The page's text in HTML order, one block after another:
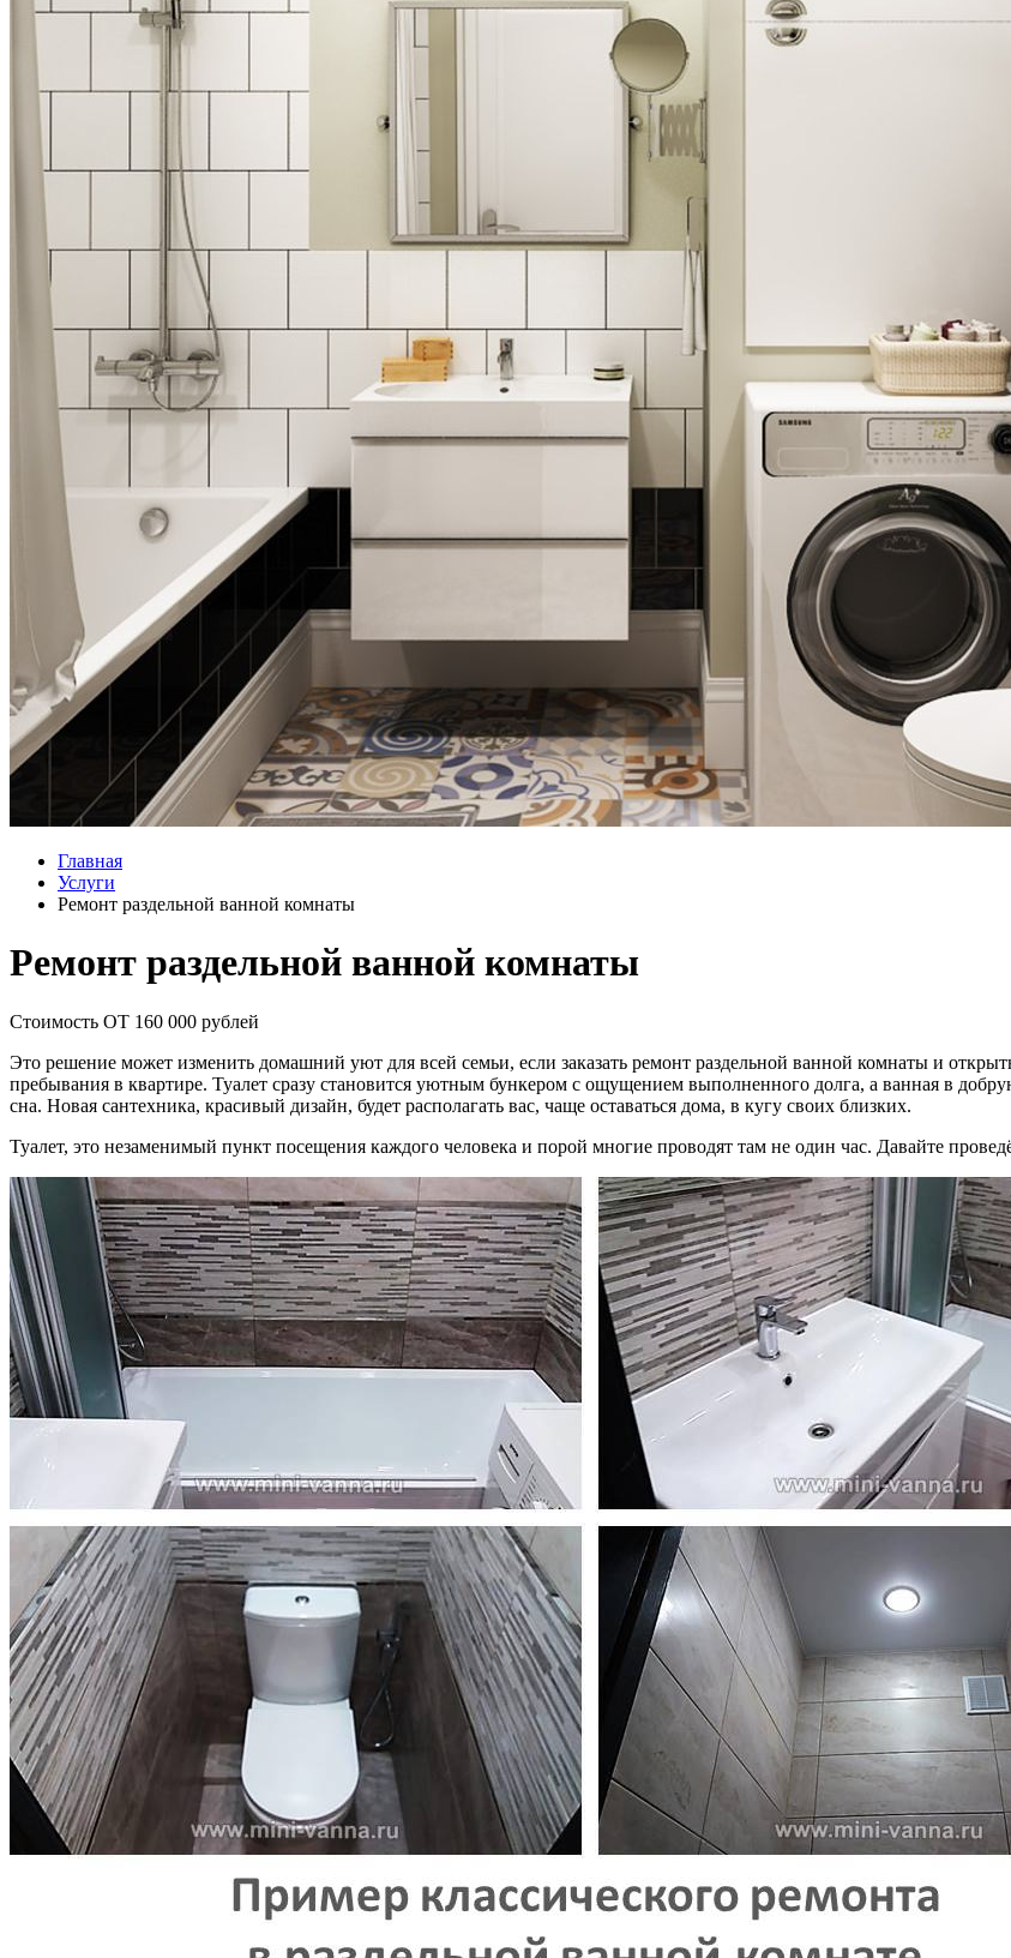
Главная
Услуги
Ремонт раздельной ванной комнаты
Ремонт раздельной ванной комнаты
Стоимость ОТ 160 000 рублей
Это решение может изменить домашний уют для всей семьи, если заказать ремонт раздельной ванной комнаты и
пребывания в квартире. Туалет сразу становится уютным бункером с ощущением выполненного долга, а ванная в
сна. Новая сантехника, красивый дизайн, будет располагать вас, чаще оставаться дома, в кугу своих близких.
Туалет, это незаменимый пункт посещения каждого человека и порой многие проводят там не один час. Давайте